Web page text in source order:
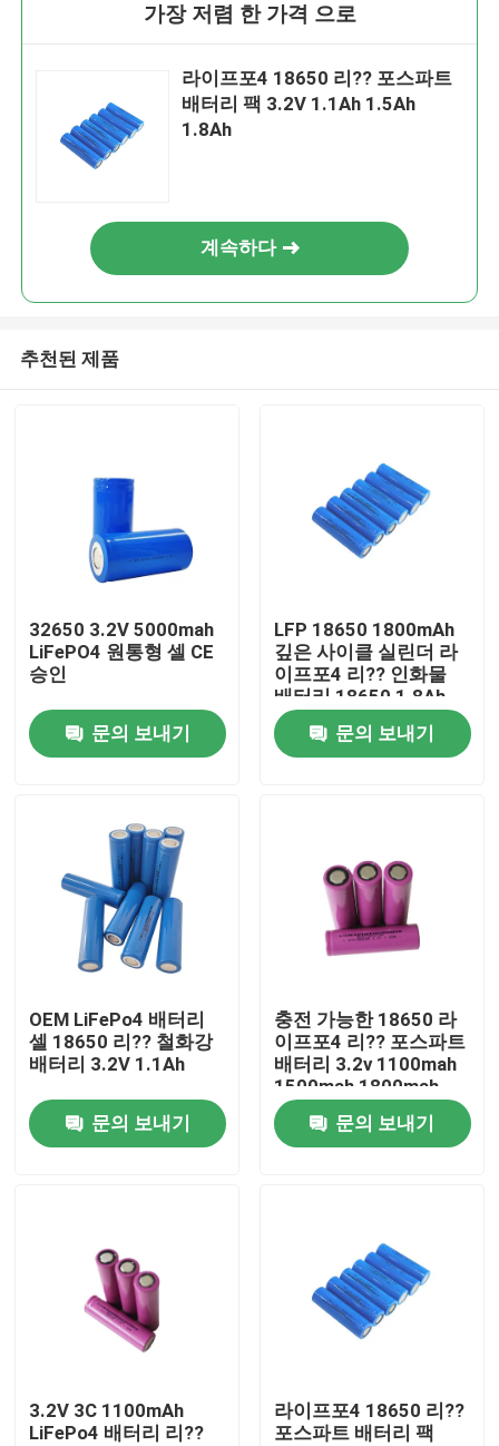
제품 소개
VR 쇼
회사 소개
공장 투어
품질 관리
리튬 이온 라이프포4 전지
가장 저렴 한 가격 으로
라이프포4 18650 리?? 포스파트
배터리 팩 3.2V 1.1Ah 1.5Ah
1.8Ah
계속하다
추천된 제품
32650 3.2V 5000mah
LiFePO4 원통형 셀 CE
승인
문의 보내기
LFP 18650 1800mAh
깊은 사이클 실린더 라
이프포4 리?? 인화물
배터리 18650 1.8Ah
3.2v
문의 보내기
OEM LiFePo4 배터리
셀 18650 리?? 철화강
배터리 3.2V 1.1Ah
문의 보내기
충전 가능한 18650 라
이프포4 리?? 포스파트
배터리 3.2v 1100mah
1500mah 1800mah
문의 보내기
3.2V 3C 1100mAh
LiFePo4 배터리 리??
라이프포4 18650 리??
포스파트 배터리 팩